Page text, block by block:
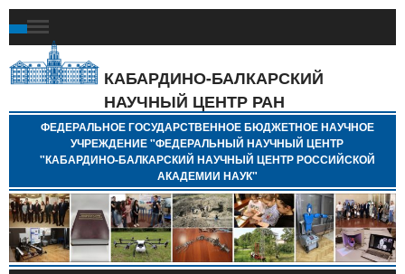
КАБАРДИНО-БАЛКАРСКИЙ
НАУЧНЫЙ ЦЕНТР РАН
ФЕДЕРАЛЬНОЕ ГОСУДАРСТВЕННОЕ БЮДЖЕТНОЕ НАУЧНОЕ
УЧРЕЖДЕНИЕ "ФЕДЕРАЛЬНЫЙ НАУЧНЫЙ ЦЕНТР
"КАБАРДИНО-БАЛКАРСКИЙ НАУЧНЫЙ ЦЕНТР РОССИЙСКОЙ
АКАДЕМИИ НАУК"